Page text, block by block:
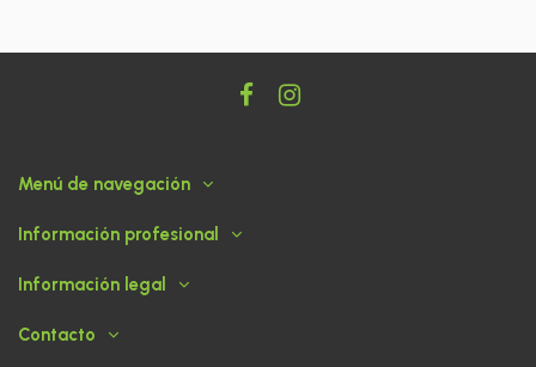
Menú de navegación
Información profesional
Información legal
Contacto